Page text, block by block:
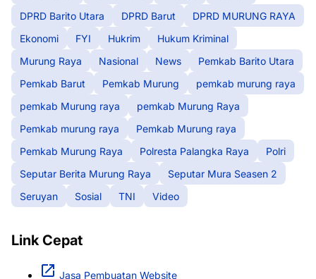
DPRD Barito Utara
DPRD Barut
DPRD MURUNG RAYA
Ekonomi
FYI Hukrim
Hukum Kriminal
Murung Raya
Nasional News
Pemkab Barito Utara
Pemkab Barut
Pemkab Murung
pemkab murung raya
pemkab Murung raya
pemkab Murung Raya
Pemkab murung raya
Pemkab Murung raya
Pemkab Murung Raya
Polresta Palangka Raya
Polri
Seputar Berita Murung Raya
Seputar Mura Seasen 2
Seruyan
Sosial TNI Video
Link Cepat
Jasa Pembuatan Website